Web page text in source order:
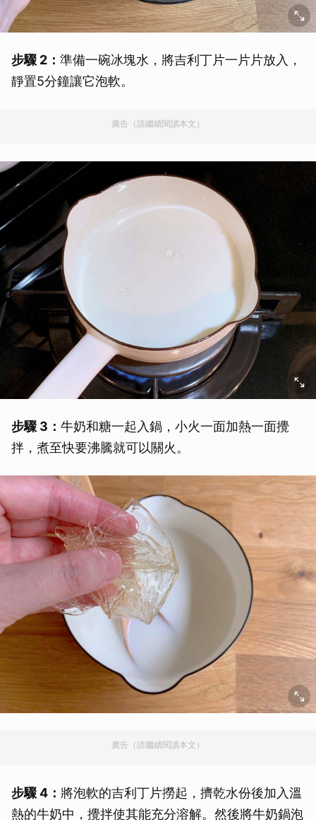
步驟 2： 準備一碗冰塊水，將吉利丁片一片片放入，
靜置5分鐘讓它泡軟。
廣告（請繼續閱讀本文）
步驟 3： 牛奶和糖一起入鍋，小火一面加熱一面攪
拌，煮至快要沸騰就可以關火。
廣告（請繼續閱讀本文）
步驟 4： 將泡軟的吉利丁片撈起，擠乾水份後加入溫
熱的牛奶中，攪拌使其能充分溶解。然後將牛奶鍋泡